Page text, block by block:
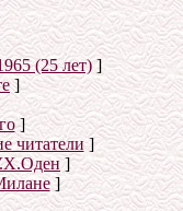
(25 лет)]
]
]
читатели]
]
]